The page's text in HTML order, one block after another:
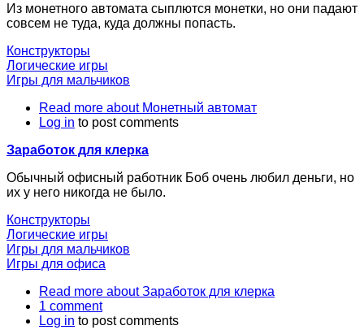
Из монетного автомата сыплются монетки, но они падают
совсем не туда, куда должны попасть.
Конструкторы
Логические игры
Игры для мальчиков
Read more about Монетный автомат
Log in to post comments
Заработок для клерка
Обычный офисный работник Боб очень любил деньги, но
их у него никогда не было.
Конструкторы
Логические игры
Игры для мальчиков
Игры для офиса
Read more about Заработок для клерка
1 comment
Log in to post comments